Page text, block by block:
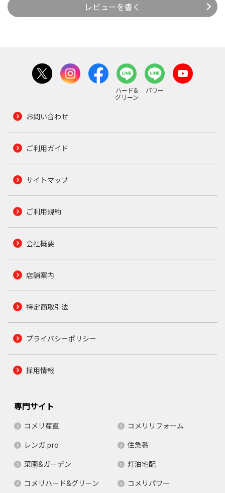
レビューを書く
ハード&
グリーン
パワー
お問い合わせ
ご利用ガイド
サイトマップ
ご利用規約
会社概要
店舗案内
特定商取引法
プライバシーポリシー
採用情報
専門サイト
コメリ産直
コメリリフォーム
レンガ.pro
住急番
菜園&ガーデン
灯油宅配
コメリハード&グリーン
コメリパワー